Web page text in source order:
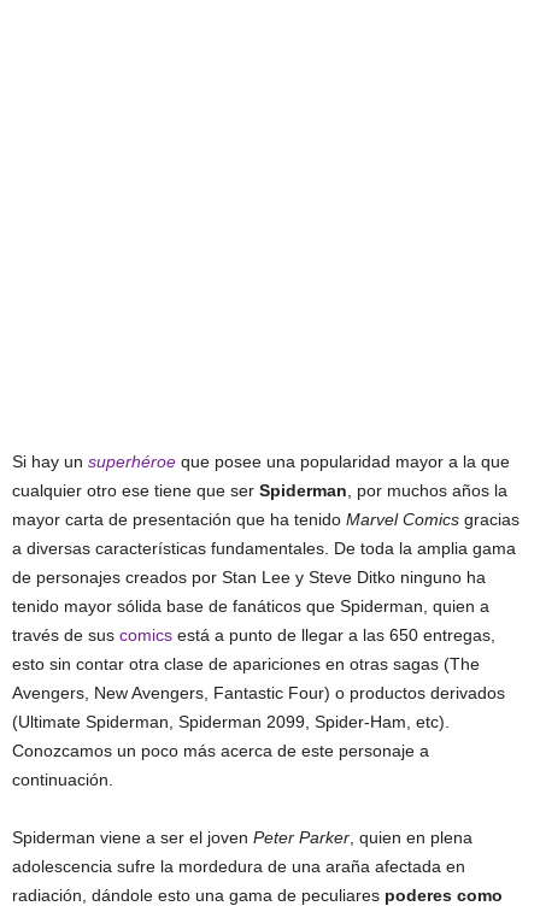
Si hay un superhéroe que posee una popularidad mayor a la que
cualquier otro ese tiene que ser Spiderman , por muchos años la
mayor carta de presentación que ha tenido Marvel Comics gracias
a diversas características fundamentales. De toda la amplia gama
de personajes creados por Stan Lee y Steve Ditko ninguno ha
tenido mayor sólida base de fanáticos que Spiderman, quien a
través de sus comics está a punto de llegar a las 650 entregas,
esto sin contar otra clase de apariciones en otras sagas (The
Avengers, New Avengers, Fantastic Four) o productos derivados
(Ultimate Spiderman, Spiderman 2099, Spider-Ham, etc).
Conozcamos un poco más acerca de este personaje a
continuación.
Spiderman viene a ser el joven Peter Parker , quien en plena
adolescencia sufre la mordedura de una araña afectada en
radiación, dándole esto una gama de peculiares poderes como